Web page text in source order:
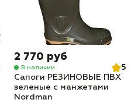
2 770 руб
В наличии
5
Сапоги РЕЗИНОВЫЕ ПВХ
зеленые с манжетами
Nordman